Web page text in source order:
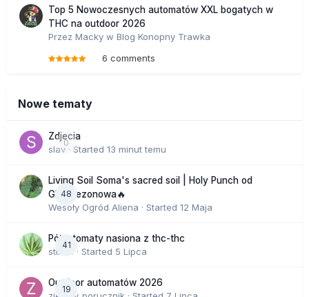
Top 5 Nowoczesnych automatów XXL bogatych w
THC na outdoor 2026
Przez Macky w Blog Konopny Trawka
6 comments
Nowe tematy
0
Zdjecia
slav· Started 13 minut temu
48
Living Soil Soma's sacred soil | Holy Punch od
GHS sezonowa🔥
Wesoły Ogród Aliena · Started 12 Maja
41
Półautomaty nasiona z thc-thc
stix33 · Started 5 Lipca
19
Outdoor automatów 2026